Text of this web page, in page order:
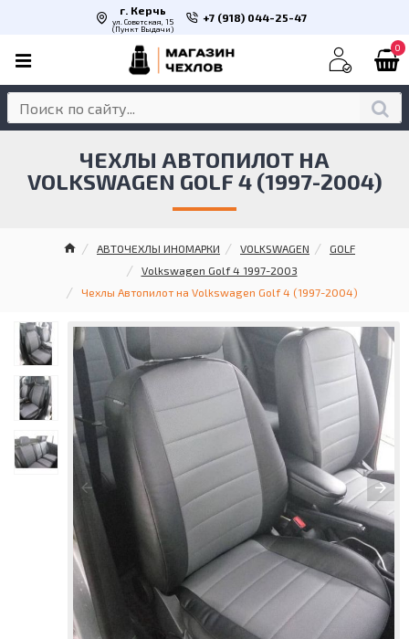
г. Керчь
ул. Советская, 15
(Пункт Выдачи)
+7 (918) 044-25-47
0
АВТОЧЕХЛЫ ИНОМАРКИ VOLKSWAGEN
GOLF
Volkswagen Golf 4 1997-2003
Чехлы Автопилот на Volkswagen Golf 4 (1997-2004)
ЧЕХЛЫ АВТОПИЛОТ НА
VOLKSWAGEN GOLF 4 (1997-2004)